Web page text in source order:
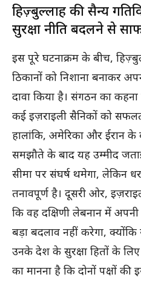
हिज़्बुल्लाह की सैन्य
सुरक्षा नीति बदलने से
इस पूरे घटनाक्रम के बीच,
ठिकानों को निशाना बनाकर
दावा किया है। संगठन का
कई इज़राइली सैनिकों को
हालांकि, अमेरिका और ईरान
समझौते के बाद यह उम्मीद
सीमा पर संघर्ष थमेगा, लेकिन
तनावपूर्ण है। दूसरी ओर,
कि वह दक्षिणी लेबनान में अपनी
बड़ा बदलाव नहीं करेगा, क्योंकि
उनके देश के सुरक्षा हितों के लिए
का मानना है कि दोनों पक्षों